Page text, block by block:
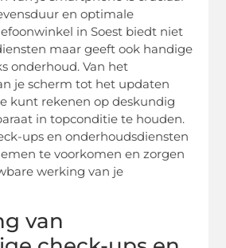
en optimale
in Soest biedt niet
maar geeft ook handige
onderhoud. Van het
je scherm tot het updaten
kunt rekenen op deskundig
in topconditie te houden.
ups en onderhoudsdiensten
te voorkomen en zorgen
werking van je
van